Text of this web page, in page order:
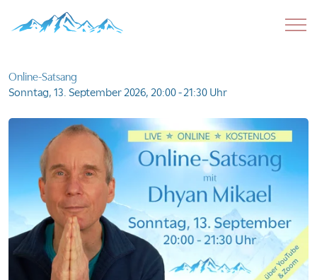
Online-Satsang
Sonntag, 13. September 2026,20:00 - 21:30 Uhr